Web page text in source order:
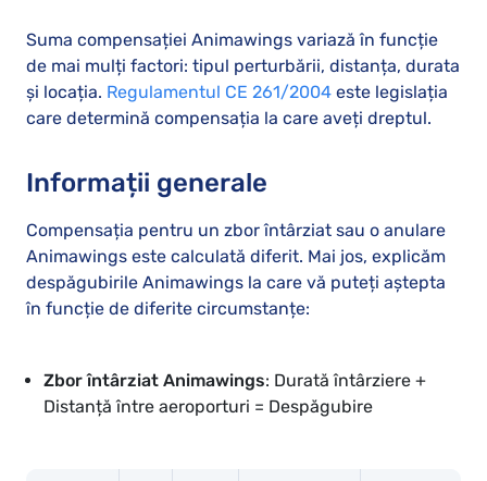
Suma compensației Animawings variază în funcție
de mai mulți factori: tipul perturbării, distanța, durata
și locația. Regulamentul CE 261/2004 este legislația
care determină compensația la care aveți dreptul.
Informații generale
Compensația pentru un zbor întârziat sau o anulare
Animawings este calculată diferit. Mai jos, explicăm
despăgubirile Animawings la care vă puteți aștepta
în funcție de diferite circumstanțe:
Zbor întârziat Animawings: Durată întârziere +
Distanță între aeroporturi = Despăgubire